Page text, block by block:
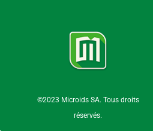
©2023 Microids SA. Tous droits
réservés.